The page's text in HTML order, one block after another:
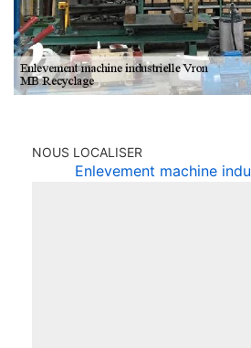
NOUS LOCALISER
Enlevement machine